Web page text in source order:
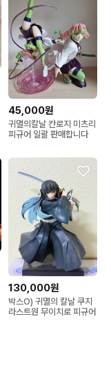
45,000원
귀멸의칼날 칸로지 미츠리
피규어 일괄 판매합니다
130,000원
박스O) 귀멸의 칼날 쿠지
라스트원 무이치로 피규어